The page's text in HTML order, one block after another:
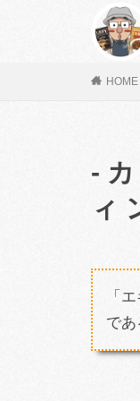
HOME
-
ィ
「
であ